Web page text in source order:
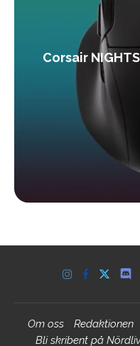
Corsair
Om oss Redaktionen
Bli skribent på Nördliv